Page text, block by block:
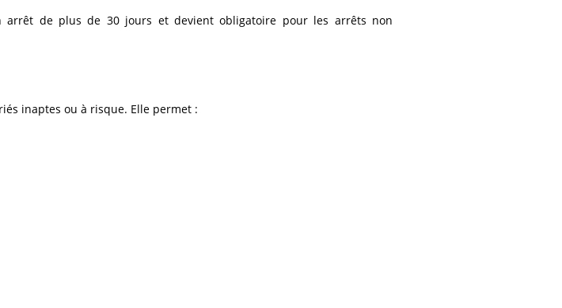
de plus de 30 jours et devient obligatoire pour les arrêts non
inaptes ou à risque. Elle permet :